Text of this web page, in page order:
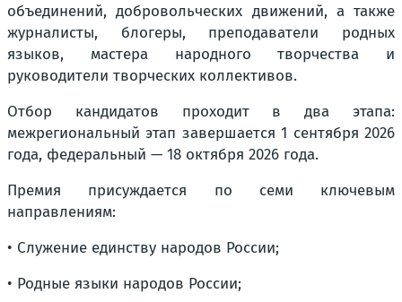
объединений, добровольческих движений, а также
журналисты, блогеры, преподаватели родных
языков, мастера народного творчества и
руководители творческих коллективов.
Отбор кандидатов проходит в два этапа:
межрегиональный этап завершается 1 сентября 2026
года, федеральный — 18 октября 2026 года.
Премия присуждается по семи ключевым
направлениям:
• Служение единству народов России;
• Родные языки народов России;